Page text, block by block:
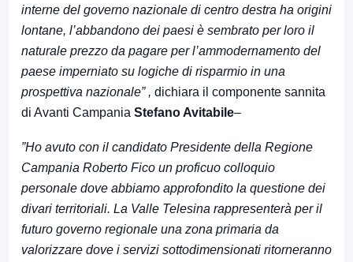
interne del governo nazionale di centro destra ha origini
lontane, l’abbandono dei paesi è sembrato per loro il
naturale prezzo da pagare per l’ammodernamento del
paese imperniato su logiche di risparmio in una
prospettiva nazionale” , dichiara il componente sannita
di Avanti Campania Stefano Avitabile–
”Ho avuto con il candidato Presidente della Regione
Campania Roberto Fico un proficuo colloquio
personale dove abbiamo approfondito la questione dei
divari territoriali. La Valle Telesina rappresenterà per il
futuro governo regionale una zona primaria da
valorizzare dove i servizi sottodimensionati ritorneranno